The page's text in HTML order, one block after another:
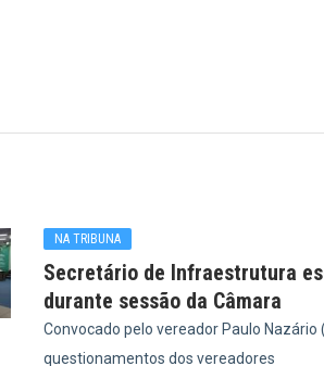
NA TRIBUNA
Secretário de Infraestrutura
durante sessão da Câmara
Convocado pelo vereador Paulo
questionamentos dos vereadores